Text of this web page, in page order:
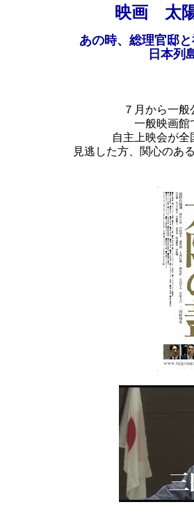
映画 太
あの時、総理官邸
日本列
７月から一
一般映画館
自主上映会が
見逃した方、関心のあ